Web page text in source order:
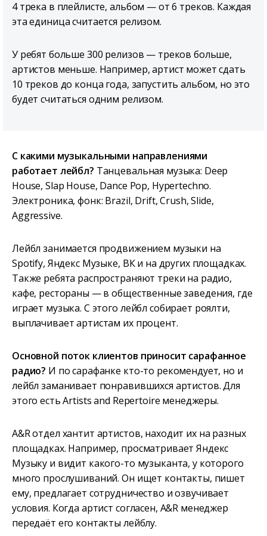
4 трека в плейлисте, альбом — от 6 треков. Каждая
эта единица считается релизом.
У ребят больше 300 релизов — треков больше,
артистов меньше. Например, артист может сдать
10 треков до конца года, запустить альбом, но это
будет считаться одним релизом.
С какими музыкальными направлениями
работает лейбл? Танцевальная музыка: Deep
House, Slap House, Dance Pop, Hypertechno.
Электроника, фонк: Brazil, Drift, Crush, Slide,
Aggressive.
Лейбл занимается продвижением музыки на
Spotify, Яндекс Музыке, ВК и на других площадках.
Также ребята распространяют треки на радио,
кафе, рестораны — в общественные заведения, где
играет музыка. С этого лейбл собирает роялти,
выплачивает артистам их процент.
Основной поток клиентов приносит сарафанное
радио? И по сарафанке кто-то рекомендует, но и
лейбл заманивает понравившихся артистов. Для
этого есть Artists and Repertoire менеджеры.
A&R отдел хантит артистов, находит их на разных
площадках. Например, просматривает Яндекс
Музыку и видит какого-то музыканта, у которого
много прослушиваний. Он ищет контакты, пишет
ему, предлагает сотрудничество и озвучивает
условия. Когда артист согласен, A&R менеджер
передаёт его контакты лейблу.